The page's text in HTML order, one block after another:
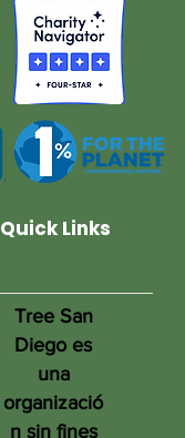
Quick Links
Tree San
Diego es
una
organizació
n sin fines